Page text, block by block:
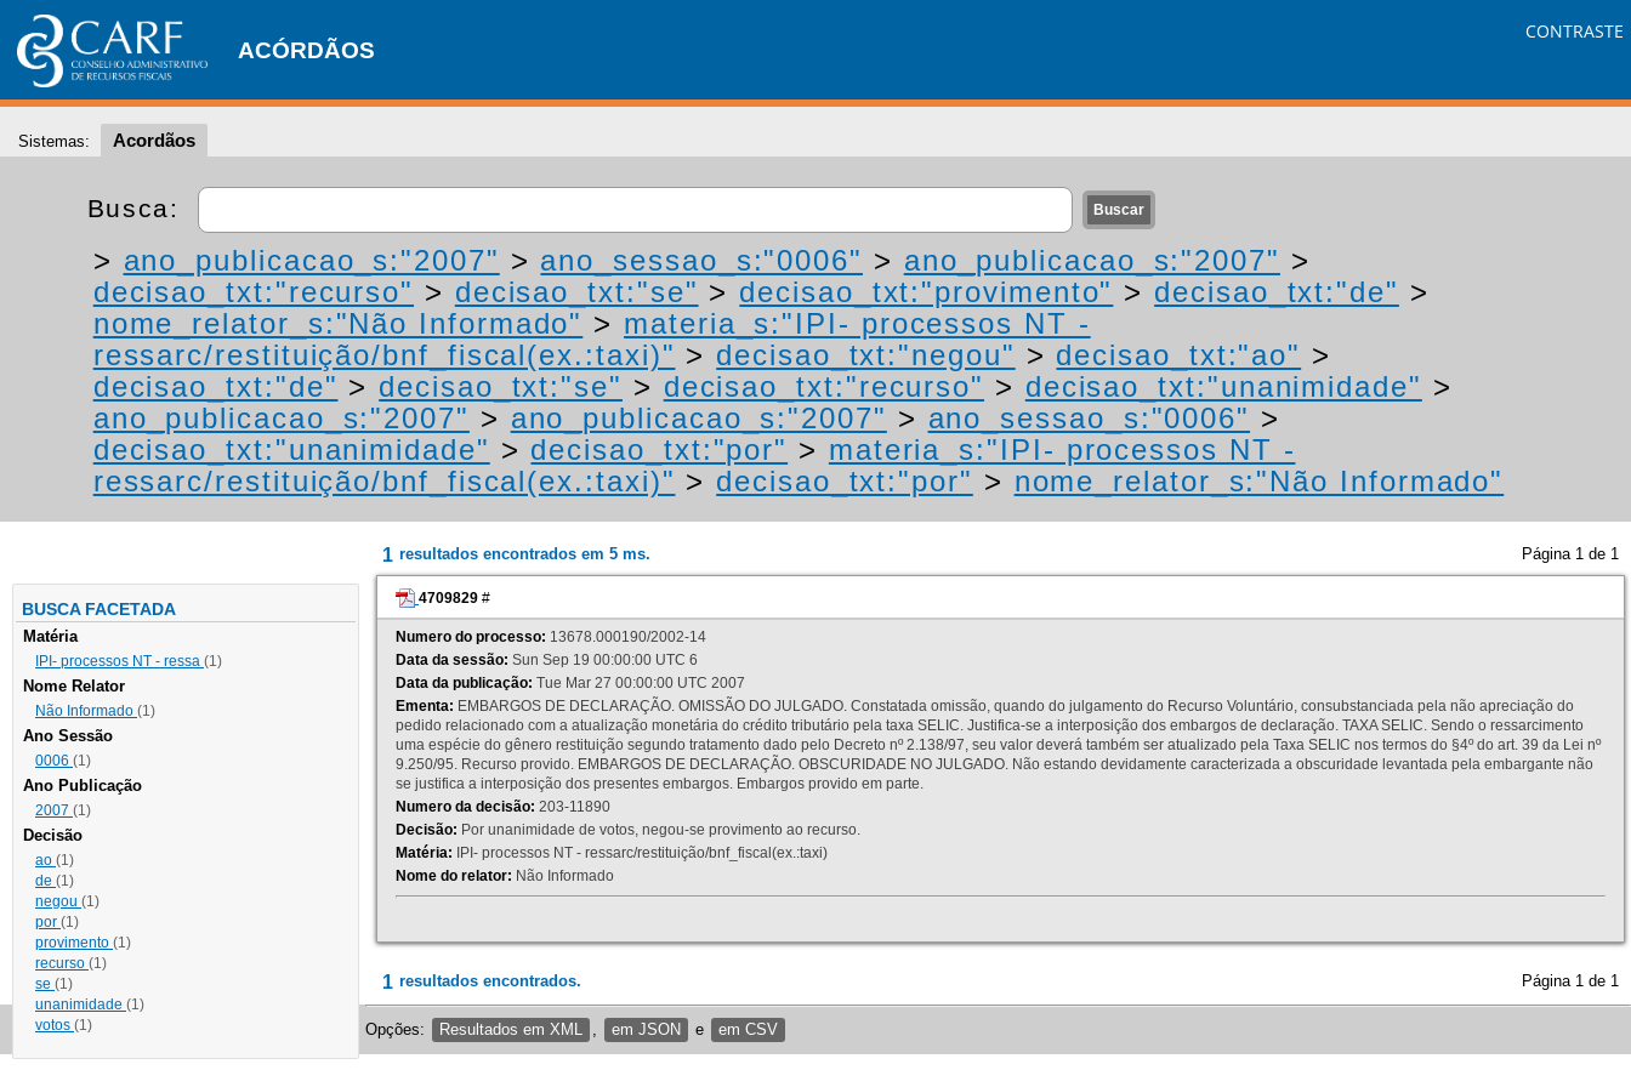
ACÓRDÃOS
CONTRASTE
Sistemas: Acordãos
Busca:
> ano_publicacao_s:"2007" > ano_sessao_s:"0006" > ano_publicacao_s:"2007" >
decisao_txt:"recurso" > decisao_txt:"se" > decisao_txt:"provimento" > decisao_txt:"de" >
nome_relator_s:"Não Informado" > materia_s:"IPI- processos NT -
ressarc/restituição/bnf_fiscal(ex.:taxi)" > decisao_txt:"negou" > decisao_txt:"ao" >
decisao_txt:"de" > decisao_txt:"se" > decisao_txt:"recurso" > decisao_txt:"unanimidade" >
ano_publicacao_s:"2007" > ano_publicacao_s:"2007" > ano_sessao_s:"0006" >
decisao_txt:"unanimidade" > decisao_txt:"por" > materia_s:"IPI- processos NT -
ressarc/restituição/bnf_fiscal(ex.:taxi)" > decisao_txt:"por" > nome_relator_s:"Não Informado"
BUSCA FACETADA
Matéria
IPI- processos NT - ressa (1)
Nome Relator
Não Informado (1)
Ano Sessão
0006 (1)
Ano Publicação
2007 (1)
Decisão
ao (1)
de (1)
negou (1)
por (1)
provimento (1)
recurso (1)
se (1)
unanimidade (1)
votos (1)
1 resultados encontrados em 5 ms. Página 1 de 1
4709829 #
Numero do processo: 13678.000190/2002-14
Data da sessão: Sun Sep 19 00:00:00 UTC 6
Data da publicação: Tue Mar 27 00:00:00 UTC 2007
Ementa: EMBARGOS DE DECLARAÇÃO. OMISSÃO DO JULGADO. Constatada omissão, quando do julgamento do Recurso Voluntário, consubstanciada pela não apreciação do
pedido relacionado com a atualização monetária do crédito tributário pela taxa SELIC. Justifica-se a interposição dos embargos de declaração. TAXA SELIC. Sendo o ressarcimento
uma espécie do gênero restituição segundo tratamento dado pelo Decreto nº 2.138/97, seu valor deverá também ser atualizado pela Taxa SELIC nos termos do §4º do art. 39 da Lei nº
9.250/95. Recurso provido. EMBARGOS DE DECLARAÇÃO. OBSCURIDADE NO JULGADO. Não estando devidamente caracterizada a obscuridade levantada pela embargante não
se justifica a interposição dos presentes embargos. Embargos provido em parte.
Numero da decisão: 203-11890
Decisão: Por unanimidade de votos, negou-se provimento ao recurso.
Matéria: IPI- processos NT - ressarc/restituição/bnf_fiscal(ex.:taxi)
Nome do relator: Não Informado
1 resultados encontrados. Página 1 de 1
Opções: Resultados em XML em JSON e em CSV